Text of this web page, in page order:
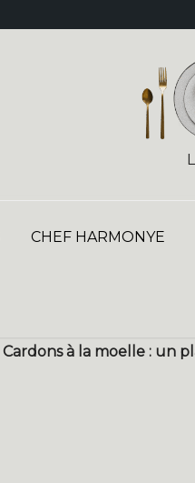
CHEF HARMONYE
Cardons à la moelle : un